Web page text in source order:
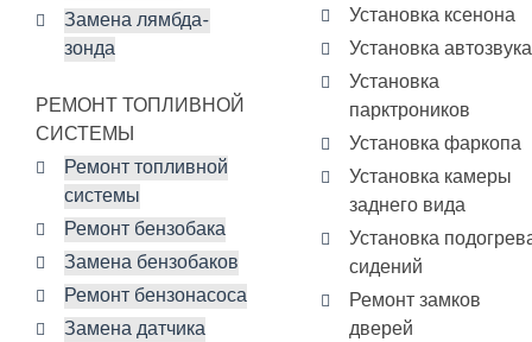
Замена лямбда-
зонда
РЕМОНТ ТОПЛИВНОЙ
СИСТЕМЫ
Ремонт топливной
системы
Ремонт бензобака
Замена бензобаков
Ремонт бензонасоса
Замена датчика
Установка ксенона
Установка автозвука
Установка
парктроников
Установка фаркопа
Установка камеры
заднего вида
Установка
сидений
Ремонт замков
дверей